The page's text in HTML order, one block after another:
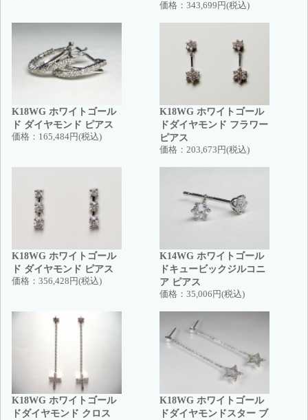
価格： 343,699円(税込)
K18WG ホワイトゴール
ド ダイヤモンド ピアス
価格： 165,484円(税込)
K18WG ホワイトゴール
ドダイヤモンド フラワー
ピアス
価格： 203,673円(税込)
K18WG ホワイトゴール
ド ダイヤモンド ピアス
価格： 356,428円(税込)
K14WG ホワイトゴール
ドキュービックジルコニ
ア ピアス
価格： 35,006円(税込)
K18WG ホワイトゴール
ドダイヤモンド クロス
K18WG ホワイトゴール
ドダイヤモンドスター ブ